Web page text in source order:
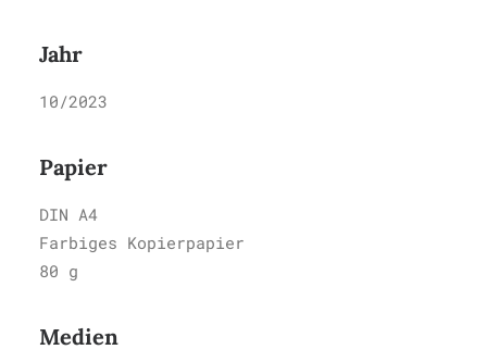
Jahr
10/2023
Papier
DIN A4
Farbiges Kopierpapier
80 g
Medien